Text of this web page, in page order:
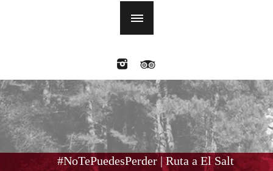
#NoTePuedesPerder | Ruta a El Salt